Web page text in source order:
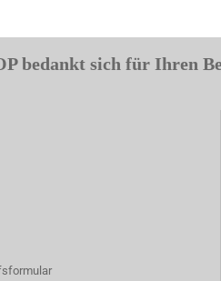
bedankt sich für Ihren